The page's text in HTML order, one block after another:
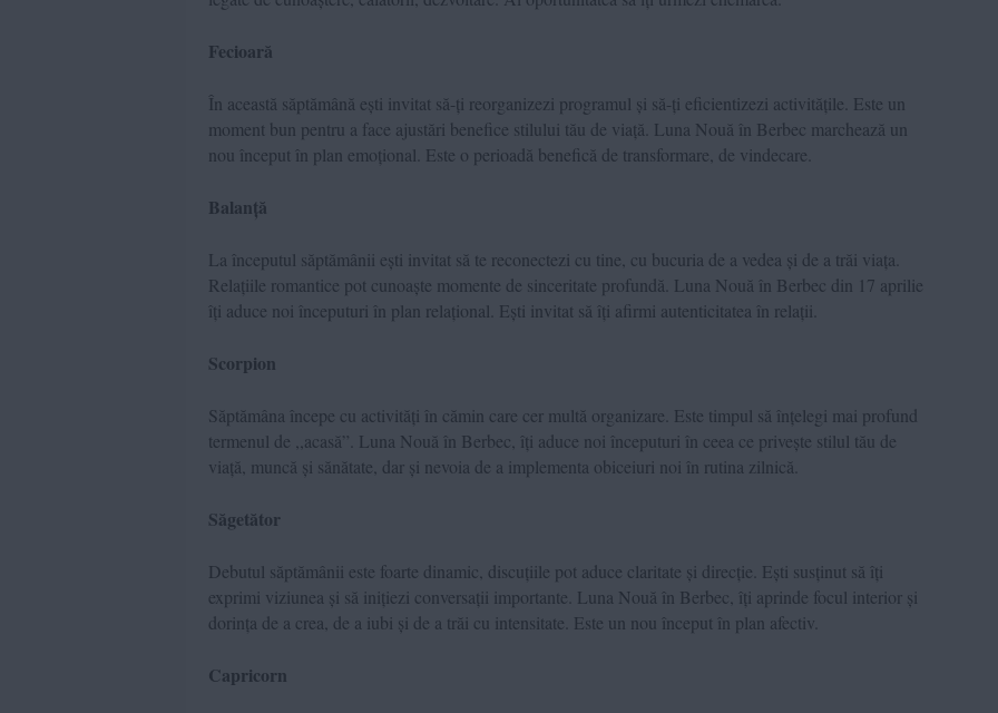
Fecioară
În această săptămână ești invitat să-ți reorganizezi programul și să-ți eficientizezi activitățile. Este un
moment bun pentru a face ajustări benefice stilului tău de viață. Luna Nouă în Berbec marchează un
nou început în plan emoțional. Este o perioadă benefică de transformare, de vindecare.
Balanță
La începutul săptămânii ești invitat să te reconectezi cu tine, cu bucuria de a vedea și de a trăi viața.
Relațiile romantice pot cunoaște momente de sinceritate profundă. Luna Nouă în Berbec din 17 aprilie
îți aduce noi începuturi în plan relațional. Ești invitat să îți afirmi autenticitatea în relații.
Scorpion
Săptămâna începe cu activități în cămin care cer multă organizare. Este timpul să înțelegi mai profund
termenul de ,,acasă”. Luna Nouă în Berbec, îți aduce noi începuturi în ceea ce privește stilul tău de
viață, muncă și sănătate, dar și nevoia de a implementa obiceiuri noi în rutina zilnică.
Săgetător
Debutul săptămânii este foarte dinamic, discuțiile pot aduce claritate și direcție. Ești susținut să îți
exprimi viziunea și să inițiezi conversații importante. Luna Nouă în Berbec, îți aprinde focul interior și
dorința de a crea, de a iubi și de a trăi cu intensitate. Este un nou început în plan afectiv.
Capricorn